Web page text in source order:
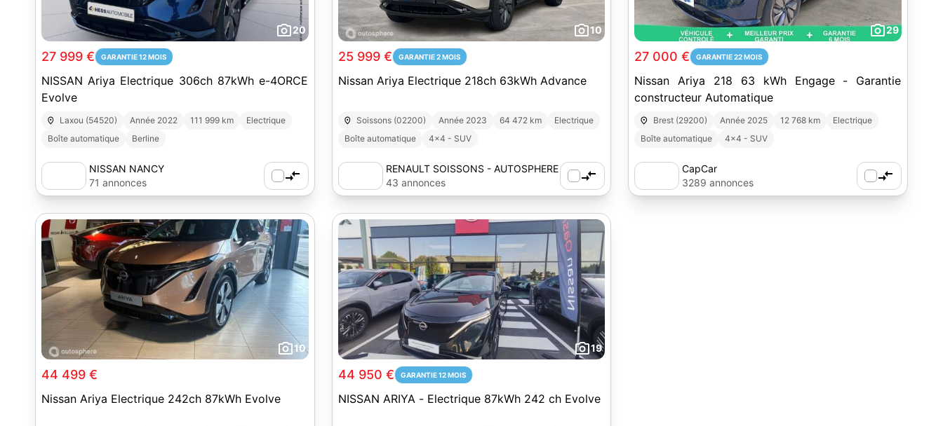
20
27 999 € GARANTIE 12 MOIS
NISSAN Ariya Electrique 306ch 87kWh e-4ORCE
Evolve
Laxou (54520) Année 2022 111 999 km
Electrique
Boîte automatique
Berline
NISSAN NANCY
71 annonces
10
25 999 € GARANTIE 2 MOIS
Nissan Ariya Electrique 218ch 63kWh Advance
Soissons (02200) Année 2023 64 472 km
Electrique
Boîte automatique
4x4 - SUV
RENAULT SOISSONS - AUTOSPHERE
43 annonces
29
27 000 € GARANTIE 22 MOIS
Nissan Ariya 218 63 kWh Engage - Garantie
constructeur Automatique
Brest (29200) Année 2025 12 768 km
Electrique
Boîte automatique
4x4 - SUV
CapCar
3289 annonces
10
44 499 €
Nissan Ariya Electrique 242ch 87kWh Evolve
19
44 950 € GARANTIE 12 MOIS
NISSAN ARIYA - Electrique 87kWh 242 ch Evolve